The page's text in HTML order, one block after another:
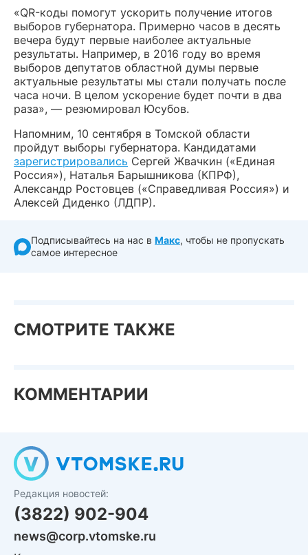
«QR-коды помогут ускорить получение итогов
выборов губернатора. Примерно часов в десять
вечера будут первые наиболее актуальные
результаты. Например, в 2016 году во время
выборов депутатов областной думы первые
актуальные результаты мы стали получать после
часа ночи. В целом ускорение будет почти в два
раза», — резюмировал Юсубов.
Напомним, 10 сентября в Томской области
пройдут выборы губернатора. Кандидатами
зарегистрировались Сергей Жвачкин («Единая
Россия»), Наталья Барышникова (КПРФ),
Александр Ростовцев («Справедливая Россия») и
Алексей Диденко (ЛДПР).
Подписывайтесь на нас в Макс, чтобы не пропускать
самое интересное
СМОТРИТЕ ТАКЖЕ
КОММЕНТАРИИ
Редакция новостей:
(3822) 902-904
news@corp.vtomske.ru